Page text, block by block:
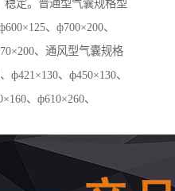
定。普通型气囊规格型
、ф700×200、
、通风型气囊规格
ф421×130、ф450×130、
、ф610×260、